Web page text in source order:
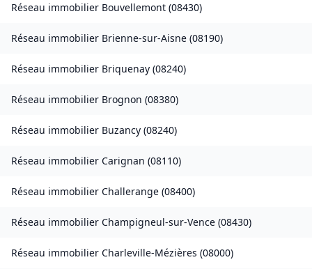
Réseau immobilier Bouvellemont (08430)
Réseau immobilier Brienne-sur-Aisne (08190)
Réseau immobilier Briquenay (08240)
Réseau immobilier Brognon (08380)
Réseau immobilier Buzancy (08240)
Réseau immobilier Carignan (08110)
Réseau immobilier Challerange (08400)
Réseau immobilier Champigneul-sur-Vence (08430)
Réseau immobilier Charleville-Mézières (08000)